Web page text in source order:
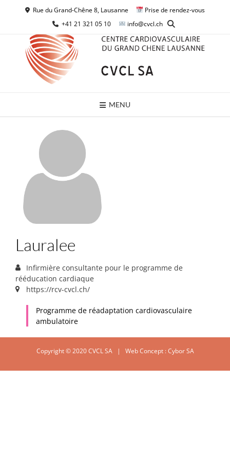
Rue du Grand-Chêne 8, Lausanne
Prise de rendez-vous
+41 21 321 05 10
info@cvcl.ch
MENU
Lauralee
Infirmière consultante pour le programme de
rééducation cardiaque
https://rcv-cvcl.ch/
Programme de réadaptation cardiovasculaire
ambulatoire
Copyright © 2020 CVCL SA | Web Concept :Cybor SA